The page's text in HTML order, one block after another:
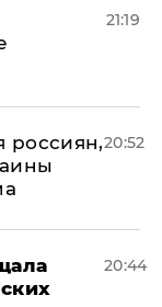
21:19
россиян,20:52
20:44